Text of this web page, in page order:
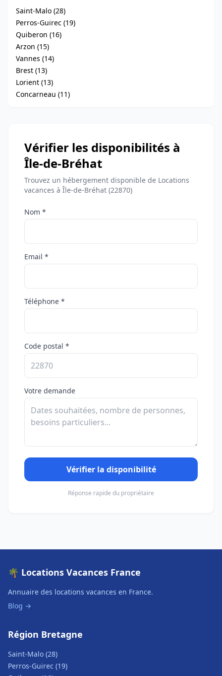
Saint-Malo (28)
Perros-Guirec (19)
Quiberon (16)
Arzon (15)
Vannes (14)
Brest (13)
Lorient (13)
Concarneau (11)
Vérifier les disponibilités à
Île-de-Bréhat
Trouvez un hébergement disponible de Locations
vacances à Île-de-Bréhat (22870)
Nom *
Email *
Téléphone *
Code postal *
Votre demande
Vérifier la disponibilité
Réponse rapide du propriétaire
🌴 Locations Vacances France
Annuaire des locations vacances en France.
Blog →
Région Bretagne
Saint-Malo (28)
Perros-Guirec (19)